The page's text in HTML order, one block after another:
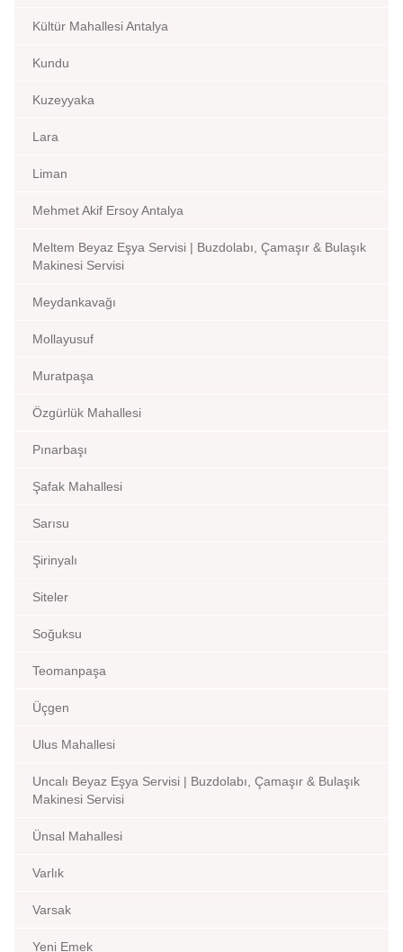
Kültür Mahallesi Antalya
Kundu
Kuzeyyaka
Lara
Liman
Mehmet Akif Ersoy Antalya
Meltem Beyaz Eşya Servisi | Buzdolabı, Çamaşır & Bulaşık
Makinesi Servisi
Meydankavağı
Mollayusuf
Muratpaşa
Özgürlük Mahallesi
Pınarbaşı
Şafak Mahallesi
Sarısu
Şirinyalı
Siteler
Soğuksu
Teomanpaşa
Üçgen
Ulus Mahallesi
Uncalı Beyaz Eşya Servisi | Buzdolabı, Çamaşır & Bulaşık
Makinesi Servisi
Ünsal Mahallesi
Varlık
Varsak
Yeni Emek